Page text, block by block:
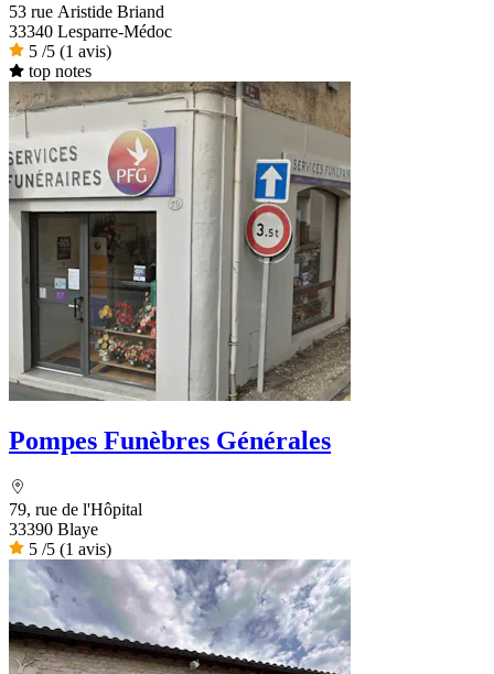
53 rue Aristide Briand
33340 Lesparre-Médoc
5 /5 (1 avis)
top notes
Pompes Funèbres Générales
79, rue de l'Hôpital
33390 Blaye
5 /5 (1 avis)